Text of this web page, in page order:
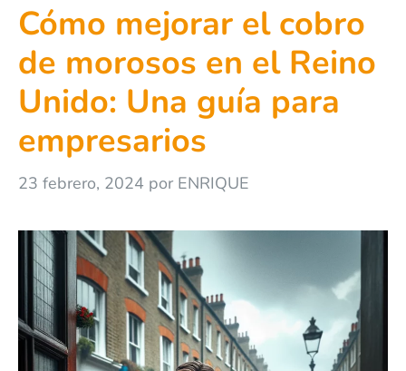
Cómo mejorar el cobro
de morosos en el Reino
Unido: Una guía para
empresarios
23 febrero, 2024 por ENRIQUE